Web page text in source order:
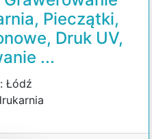
Pieczątki,
Druk UV,
...
Łódź